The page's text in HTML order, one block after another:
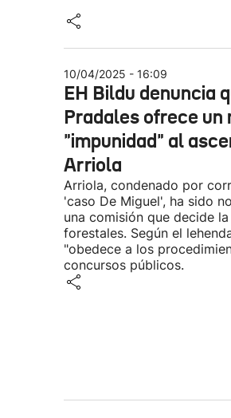
10/04/2025 - 16:09
EH Bildu denuncia
Pradales ofrece un
"impunidad" al
Arriola
Arriola, condenado por
'caso De Miguel', ha sido
una comisión que decide
forestales. Según el
"obedece a los
concursos públicos.